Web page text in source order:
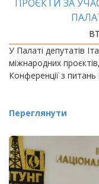
ПРОЄКТИ ЗА
У Палаті депутатів
міжнародних
Конференції з питань
Переглянути